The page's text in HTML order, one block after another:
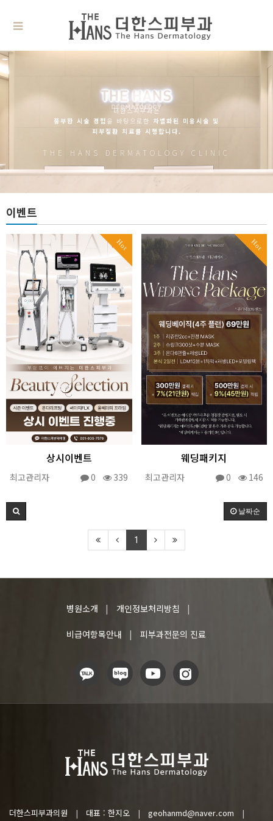
더한스피부과는
풍부한 시술 경험 을 바탕으로한 차별화된 미용시술 및
피부질환 치료를 시행합니다.
THE HANS DERMATOLOGY CLINIC
이벤트
Hot
상시이벤트
최고관리자 0 339
Hot
웨딩패키지
최고관리자 0 146
날짜순
1
병원소개 개인정보처리방침
비급여항목안내 피부과전문의 진료
더한스피부과의원 대표 : 한지오
geohanmd@naver.com